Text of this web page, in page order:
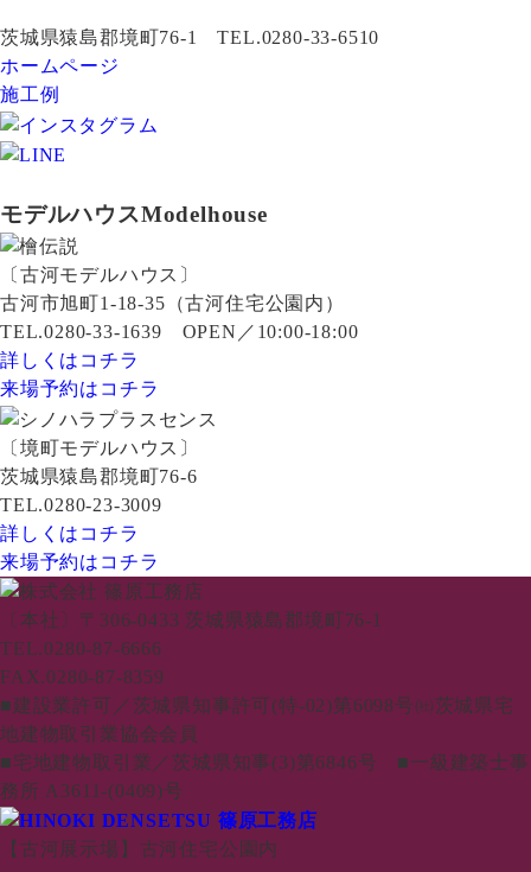
茨城県猿島郡境町76-1 TEL.0280-33-6510
ホームページ
施工例
モデルハウスModelhouse
〔古河モデルハウス〕
古河市旭町1-18-35（古河住宅公園内）
TEL.0280-33-1639 OPEN／10:00-18:00
詳しくはコチラ
来場予約はコチラ
〔境町モデルハウス〕
茨城県猿島郡境町76-6
TEL.0280-23-3009
詳しくはコチラ
来場予約はコチラ
〔本社〕〒306-0433 茨城県猿島郡境町76-1
TEL.0280-87-6666
FAX.0280-87-8359
■建設業許可／茨城県知事許可(特-02)第6098号㈳茨城県宅
地建物取引業協会会員
■宅地建物取引業／茨城県知事(3)第6846号 ■一級建築士事
務所 A3611-(0409)号
【古河展示場】古河住宅公園内